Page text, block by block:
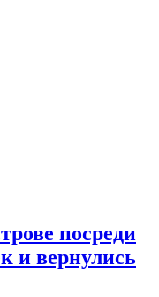
посреди
и вернулись